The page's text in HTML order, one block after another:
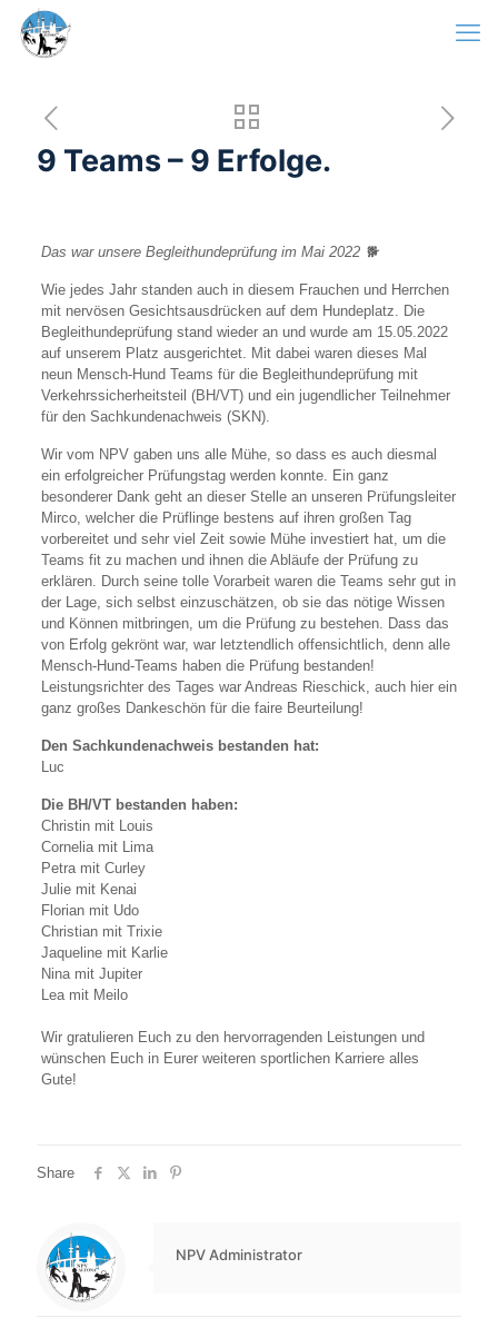
9 Teams – 9 Erfolge.
Das war unsere Begleithundeprüfung im Mai 2022 🐕
Wie jedes Jahr standen auch in diesem Frauchen und Herrchen
mit nervösen Gesichtsausdrücken auf dem Hundeplatz. Die
Begleithundeprüfung stand wieder an und wurde am 15.05.2022
auf unserem Platz ausgerichtet. Mit dabei waren dieses Mal
neun Mensch-Hund Teams für die Begleithundeprüfung mit
Verkehrssicherheitsteil (BH/VT) und ein jugendlicher Teilnehmer
für den Sachkundenachweis (SKN).
Wir vom NPV gaben uns alle Mühe, so dass es auch diesmal
ein erfolgreicher Prüfungstag werden konnte. Ein ganz
besonderer Dank geht an dieser Stelle an unseren Prüfungsleiter
Mirco, welcher die Prüflinge bestens auf ihren großen Tag
vorbereitet und sehr viel Zeit sowie Mühe investiert hat, um die
Teams fit zu machen und ihnen die Abläufe der Prüfung zu
erklären. Durch seine tolle Vorarbeit waren die Teams sehr gut in
der Lage, sich selbst einzuschätzen, ob sie das nötige Wissen
und Können mitbringen, um die Prüfung zu bestehen. Dass das
von Erfolg gekrönt war, war letztendlich offensichtlich, denn alle
Mensch-Hund-Teams haben die Prüfung bestanden!
Leistungsrichter des Tages war Andreas Rieschick, auch hier ein
ganz großes Dankeschön für die faire Beurteilung!
Den Sachkundenachweis bestanden hat:
Luc
Die BH/VT bestanden haben:
Christin mit Louis
Cornelia mit Lima
Petra mit Curley
Julie mit Kenai
Florian mit Udo
Christian mit Trixie
Jaqueline mit Karlie
Nina mit Jupiter
Lea mit Meilo
Wir gratulieren Euch zu den hervorragenden Leistungen und
wünschen Euch in Eurer weiteren sportlichen Karriere alles
Gute!
Share
NPV Administrator